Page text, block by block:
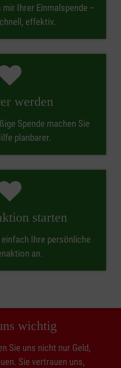
Ihrer Einmalspende –
effektiv.
werden
Spende machen Sie
planbarer.
starten
Ihre persönliche
an.
wichtig
Sie uns nicht nur Geld,
Sie vertrauen uns,